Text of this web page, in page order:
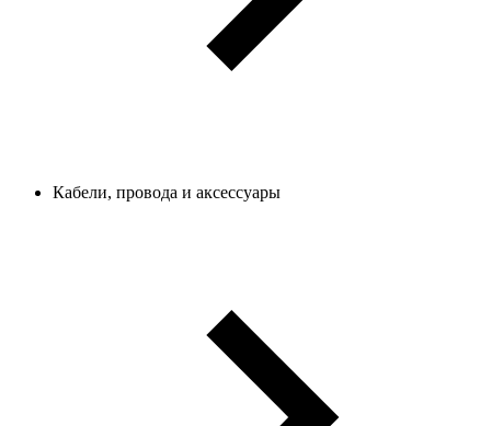
Кабели, провода и аксессуары